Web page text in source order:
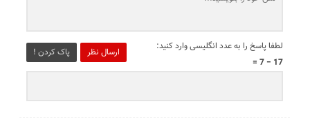
ارسال نظر پاک کردن !
لطفا پاسخ را به عدد انگلیسی وارد کنید:
17 − 7 =